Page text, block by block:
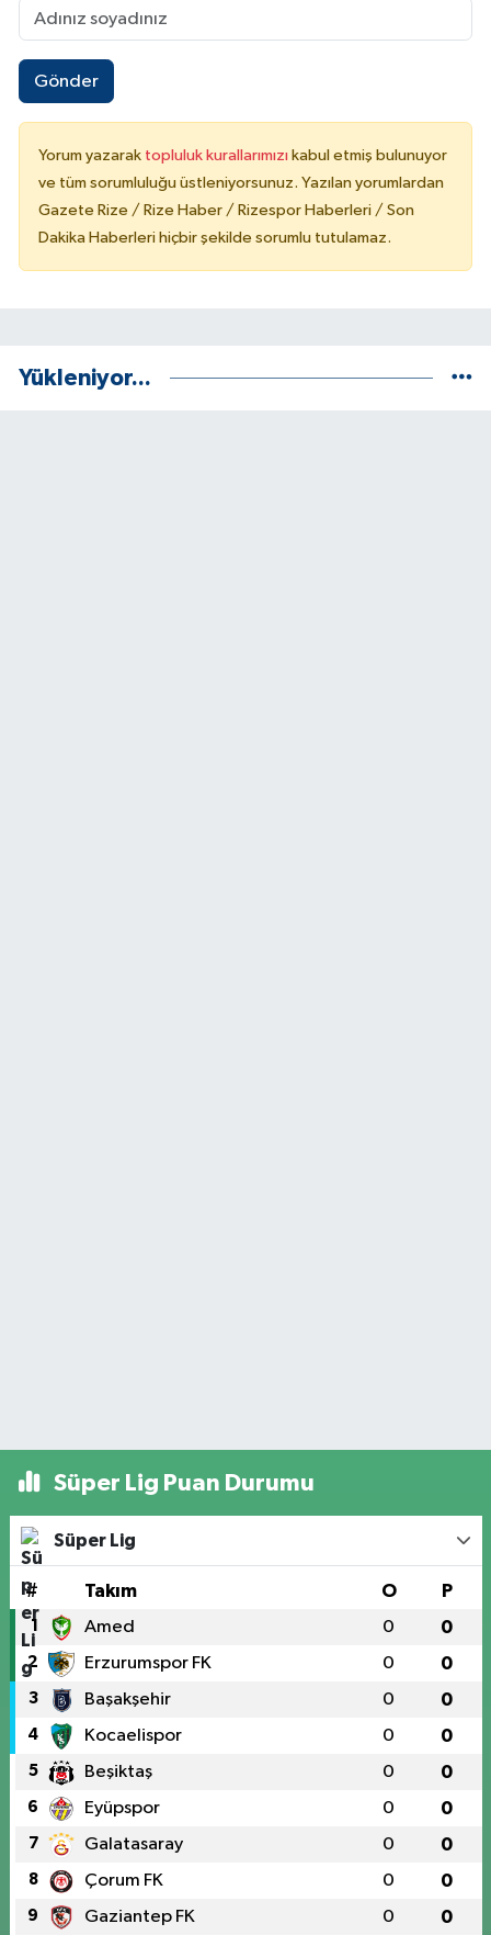
Gönder
Yorum yazarak topluluk kurallarımızı kabul etmiş bulunuyor
ve tüm sorumluluğu üstleniyorsunuz. Yazılan yorumlardan
Gazete Rize / Rize Haber / Rizespor Haberleri / Son
Dakika Haberleri hiçbir şekilde sorumlu tutulamaz.
Yükleniyor...
Süper Lig Puan Durumu
Süper Lig
# Takım O P
1 Amed 0 0
2 Erzurumspor FK 0 0
3 Başakşehir 0 0
4 Kocaelispor 0 0
5 Beşiktaş 0 0
6 Eyüpspor 0 0
7 Galatasaray 0 0
8 Çorum FK 0 0
9 Gaziantep FK 0 0